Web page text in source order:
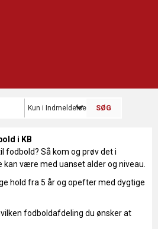
Kun i Indmeldelse - Fodbold
i KB
fodbold? Så kom og prøv det i
kan være med uanset alder og niveau.
hold fra 5 år og opefter med dygtige
fodboldafdeling du ønsker at